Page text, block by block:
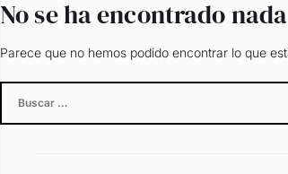
No se ha encontrado nada
Parece que no hemos podido encontrar lo que